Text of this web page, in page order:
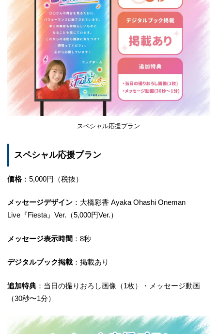
スペシャル応援プラン
スペシャル応援プラン
価格：5,000円（税抜）
メッセージデザイン ：大橋彩香 Ayaka Ohashi Oneman
Live『Fiesta』Ver.（5,000円Ver.）
メッセージ表示時間 ：8秒
デジタルブック掲載 ：掲載あり
追加特典 ：当日の撮りおろし画像（1枚）・メッセージ動画
（30秒〜1分）